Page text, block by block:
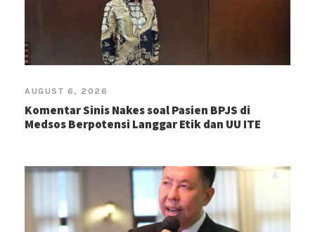
AUGUST 6, 2026
Komentar Sinis Nakes soal Pasien BPJS di
Medsos Berpotensi Langgar Etik dan UU ITE